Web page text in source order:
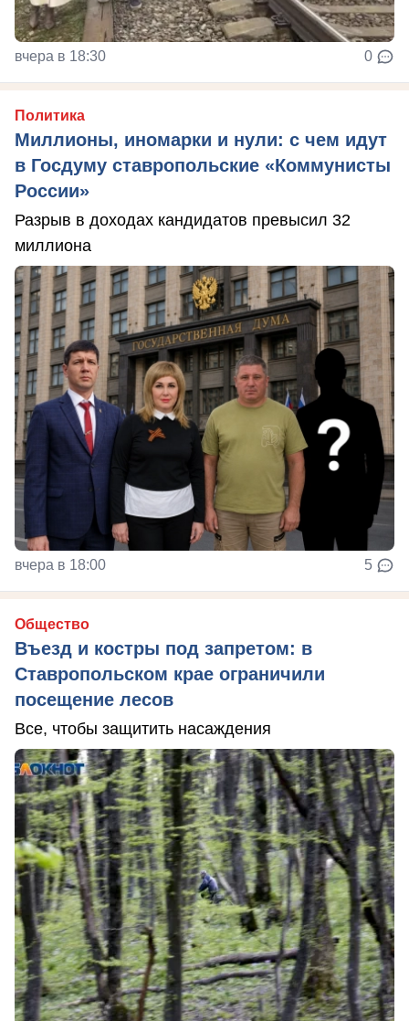
вчера в 18:30 0
Политика
Миллионы, иномарки и нули: с чем идут
в Госдуму ставропольские «Коммунисты
России»
Разрыв в доходах кандидатов превысил 32
миллиона
вчера в 18:00 5
Общество
Въезд и костры под запретом: в
Ставропольском крае ограничили
посещение лесов
Все, чтобы защитить насаждения